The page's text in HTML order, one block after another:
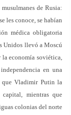
de Rusia:
les conoce, se habían
médica obligatoria
Unidos llevó a Moscú
la economía soviética,
en una
que Vladimir Putin la
mientras que
colonias del norte